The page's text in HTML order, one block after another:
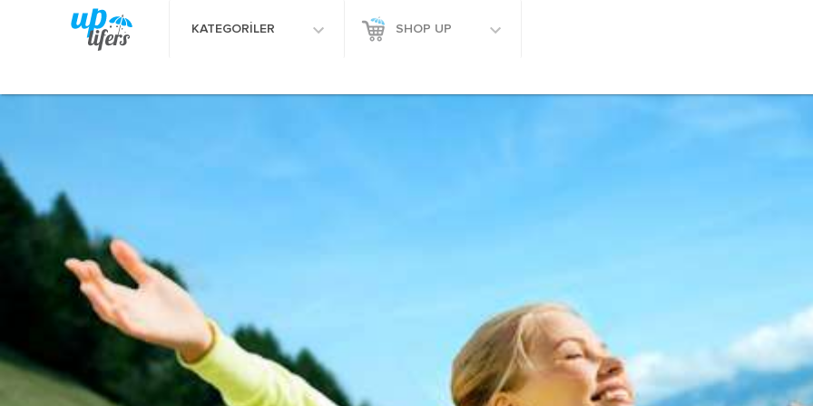
KATEGORİLER SHOP UP